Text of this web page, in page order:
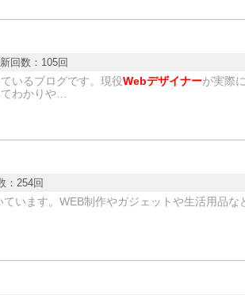
回数： 105回
いるブログです。現役Webデザイナーが実際
てわかりや…
：254回
ています。WEB制作やガジェットや生活用品